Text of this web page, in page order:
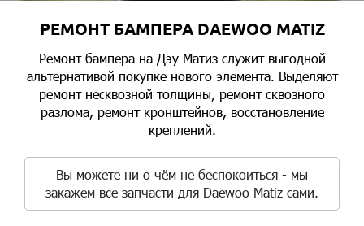
РЕМОНТ БАМПЕРА DAEWOO MATIZ
Ремонт бампера на Дэу Матиз служит выгодной
альтернативой покупке нового элемента. Выделяют
ремонт несквозной толщины, ремонт сквозного
разлома, ремонт кронштейнов, восстановление
креплений.
Вы можете ни о чём не беспокоиться - мы
закажем все запчасти для Daewoo Matiz сами.